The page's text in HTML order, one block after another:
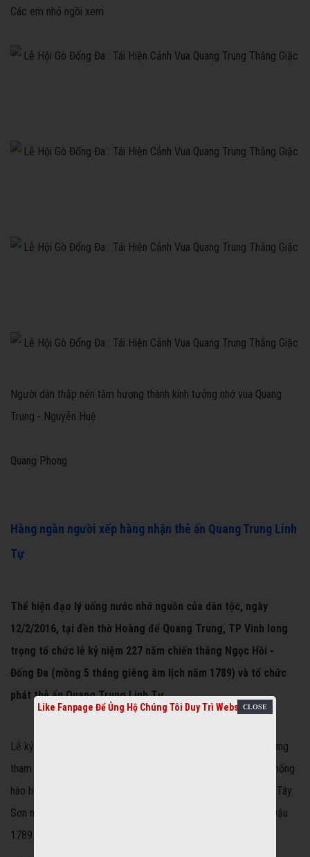
Các em nhỏ ngồi xem
Người dân thắp nén tâm hương thành kính tưởng nhớ vua Quang
Trung - Nguyễn Huệ
Quang Phong
Hàng ngàn người xếp hàng nhận thẻ ấn Quang Trung Linh
Tự
Thể hiện đạo lý uống nước nhớ nguồn của dân tộc, ngày
12/2/2016, tại đền thờ Hoàng đế Quang Trung, TP Vinh long
trọng tổ chức lễ kỷ niệm 227 năm chiến thắng Ngọc Hồi -
Đống Đa (mồng 5 tháng giêng âm lịch năm 1789) và tổ chức
phát thẻ ấn Quang Trung Linh Tự.
Lễ kỷ niệm thu hút đông đảo người dân và du khách thập phương
tham dự. Tại buổi lễ, các đại biểu đã cùng nhau ôn lại truyền thống
hào hùng cùng chiến công hiển hách của phong trào nông dân Tây
Sơn mà đỉnh cao là Chiến thắng Ngọc Hồi - Đống Đa, Tết Kỷ Dậu
1789.
Like Fanpage Để Ủng Hộ Chúng Tôi Duy Trì Website